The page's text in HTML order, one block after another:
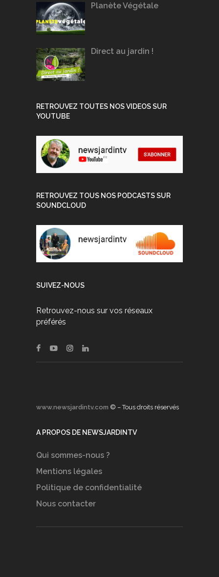
Planète Végétale
Direct au jardin !
RETROUVEZ TOUTES NOS VIDEOS SUR
YOUTUBE
RETROUVEZ TOUS NOS PODCASTS SUR
SOUNDCLOUD
SUIVEZ-NOUS
Retrouvez-nous sur vos réseaux
préférés
www.newsjardintv.com © – Tous droits réservés
A PROPOS DE NEWSJARDINTV
Qui sommes-nous ?
Mentions légales
Politique de confidentialité
Nous contacter